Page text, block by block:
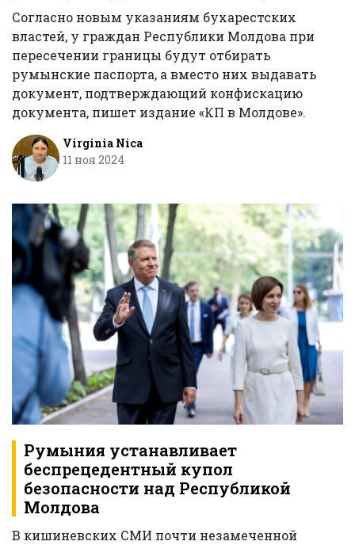
Согласно новым указаниям бухарестских
властей, у граждан Республики Молдова при
пересечении границы будут отбирать
румынские паспорта, а вместо них выдавать
документ, подтверждающий конфискацию
документа, пишет издание «КП в Молдове».
Virginia Nica
11 ноя 2024
Румыния устанавливает
беспрецедентный купол
безопасности над Республикой
Молдова
В кишиневских СМИ почти незамеченной